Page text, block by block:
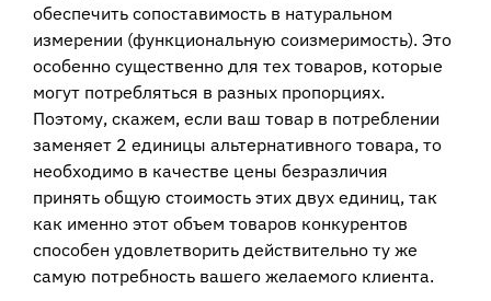
обеспечить сопоставимость в натуральном
измерении (функциональную соизмеримость). Это
особенно существенно для тех товаров, которые
могут потребляться в разных пропорциях.
Поэтому, скажем, если ваш товар в потреблении
заменяет 2 единицы альтернативного товара, то
необходимо в качестве цены безразличия
принять общую стоимость этих двух единиц, так
как именно этот объем товаров конкурентов
способен удовлетворить действительно ту же
самую потребность вашего желаемого клиента.